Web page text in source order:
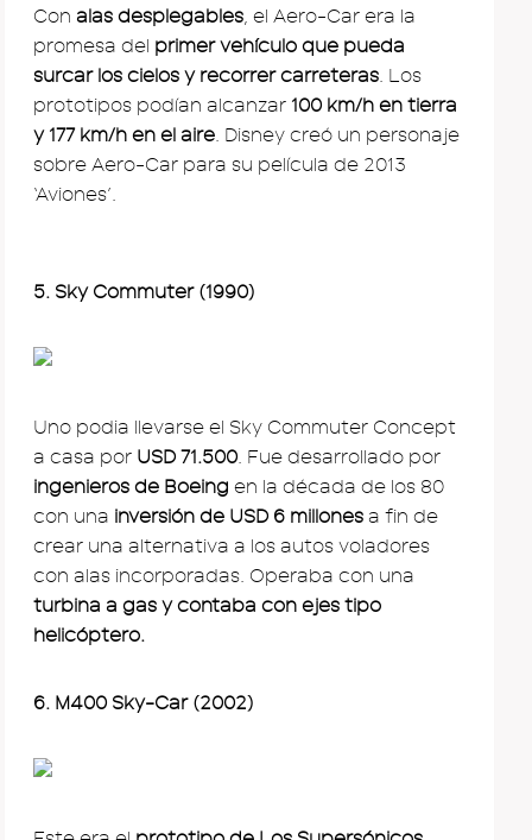
Con alas desplegables, el Aero-Car era la
promesa del primer vehículo que pueda
surcar los cielos y recorrer carreteras. Los
prototipos podían alcanzar 100 km/h en tierra
y 177 km/h en el aire. Disney creó un personaje
sobre Aero-Car para su película de 2013
‘Aviones’.
5. Sky Commuter (1990)
Uno podia llevarse el Sky Commuter Concept
a casa por USD 71.500. Fue desarrollado por
ingenieros de Boeing en la década de los 80
con una inversión de USD 6 millones a fin de
crear una alternativa a los autos voladores
con alas incorporadas. Operaba con una
turbina a gas y contaba con ejes tipo
helicóptero.
6. M400 Sky-Car (2002)